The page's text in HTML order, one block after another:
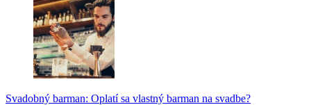
Svadobný barman: Oplatí sa vlastný barman na svadbe?